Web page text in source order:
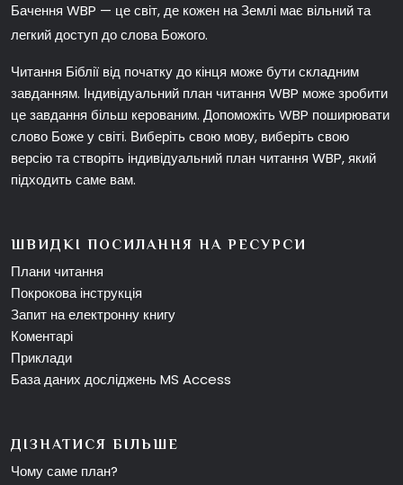
Бачення WBP — це світ, де кожен на Землі має вільний та
легкий доступ до слова Божого.
Читання Біблії від початку до кінця може бути складним
завданням. Індивідуальний план читання WBP може зробити
це завдання більш керованим. Допоможіть WBP поширювати
слово Боже у світі. Виберіть свою мову, виберіть свою
версію та створіть індивідуальний план читання WBP, який
підходить саме вам.
ШВИДКІ ПОСИЛАННЯ НА РЕСУРСИ
Плани читання
Покрокова інструкція
Запит на електронну книгу
Коментарі
Приклади
База даних досліджень MS Access
ДІЗНАТИСЯ БІЛЬШЕ
Чому саме план?